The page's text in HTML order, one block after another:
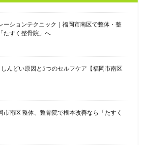
ーションテクニック｜福岡市南区で整体・整
たすく整骨院」へ
んどい原因と5つのセルフケア【福岡市南区
市南区 整体、整骨院で根本改善なら「たすく